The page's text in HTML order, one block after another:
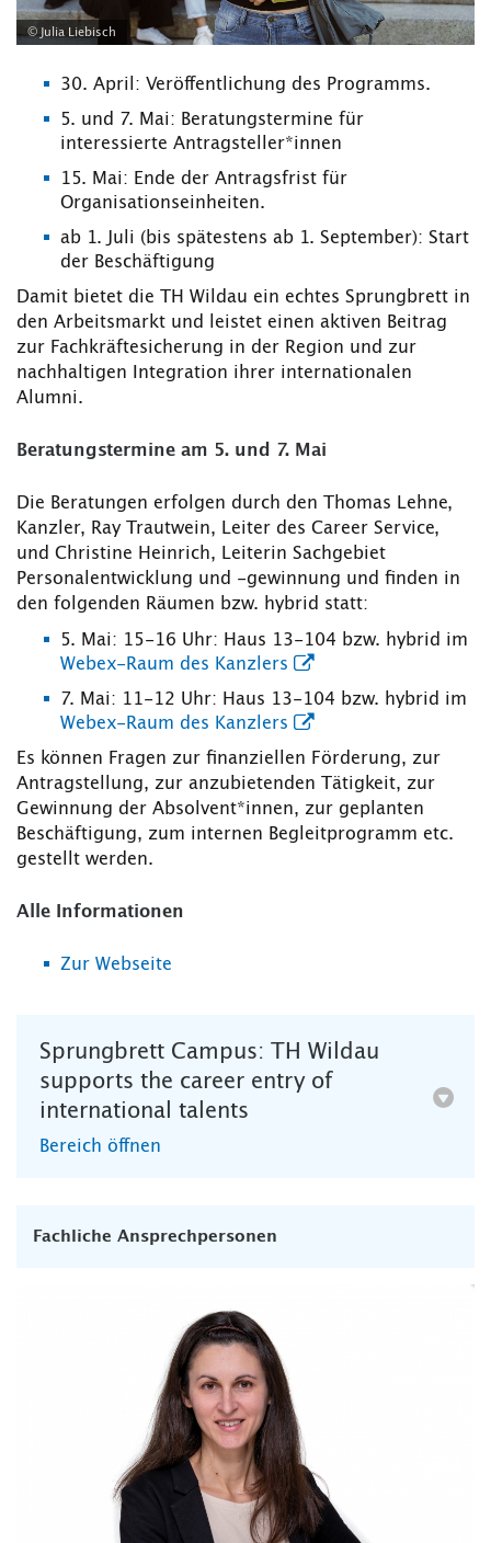
© Julia Liebisch
30. April: Veröffentlichung des Programms.
5. und 7. Mai: Beratungstermine für
interessierte Antragsteller*innen
15. Mai: Ende der Antragsfrist für
Organisationseinheiten.
ab 1. Juli (bis spätestens ab 1. September): Start
der Beschäftigung
Damit bietet die TH Wildau ein echtes Sprungbrett in
den Arbeitsmarkt und leistet einen aktiven Beitrag
zur Fachkräftesicherung in der Region und zur
nachhaltigen Integration ihrer internationalen
Alumni.
Beratungstermine am 5. und 7. Mai
Die Beratungen erfolgen durch den Thomas Lehne,
Kanzler, Ray Trautwein, Leiter des Career Service,
und Christine Heinrich, Leiterin Sachgebiet
Personalentwicklung und -gewinnung und finden in
den folgenden Räumen bzw. hybrid statt:
5. Mai: 15-16 Uhr: Haus 13-104 bzw. hybrid im
Webex-Raum des Kanzlers
7. Mai: 11-12 Uhr: Haus 13-104 bzw. hybrid im
Webex-Raum des Kanzlers
Es können Fragen zur finanziellen Förderung, zur
Antragstellung, zur anzubietenden Tätigkeit, zur
Gewinnung der Absolvent*innen, zur geplanten
Beschäftigung, zum internen Begleitprogramm etc.
gestellt werden.
Alle Informationen
Zur Webseite
Sprungbrett Campus: TH Wildau
supports the career entry of
international talents
Bereich öffnen
Fachliche Ansprechpersonen